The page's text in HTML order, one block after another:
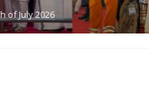
18th of July 2026